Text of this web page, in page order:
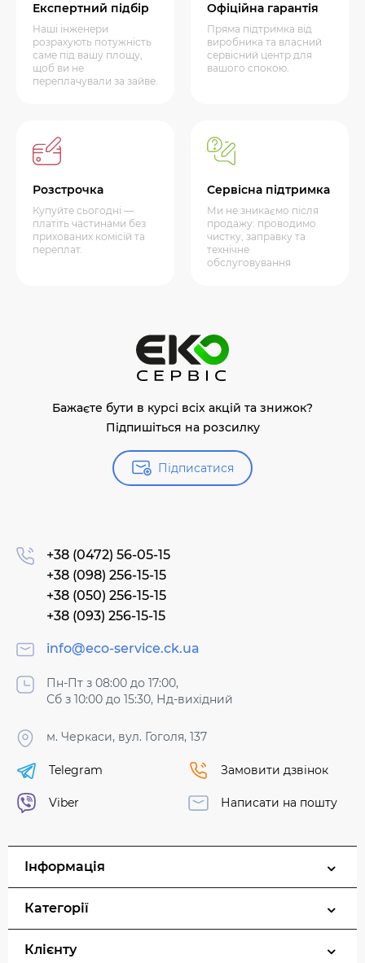
Експертний підбір
Наші інженери
розрахують потужність
саме під вашу площу,
щоб ви не
переплачували за зайве.
Офіційна гарантія
Пряма підтримка від
виробника та власний
сервісний центр для
вашого спокою.
Розстрочка
Купуйте сьогодні —
платіть частинами без
прихованих комісій та
переплат.
Сервісна підтримка
Ми не зникаємо після
продажу: проводимо
чистку, заправку та
технічне
обслуговування
Бажаєте бути в курсі всіх акцій та знижок?
Підпишіться на розсилку
Підписатися
+38 (0472) 56-05-15
+38 (098) 256-15-15
+38 (050) 256-15-15
+38 (093) 256-15-15
info@eco-service.ck.ua
Пн-Пт з 08:00 до 17:00,
Сб з 10:00 до 15:30, Нд-вихідний
м. Черкаси, вул. Гоголя, 137
Telegram
Viber
Замовити дзвінок
Написати на пошту
Інформація
Категорії
Клієнту